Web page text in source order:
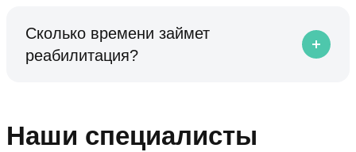
Сколько времени займет
реабилитация?
Наши специалисты